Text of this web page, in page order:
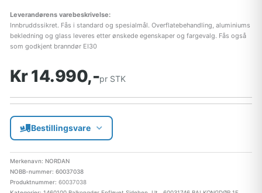
Leverandørens varebeskrivelse:
Innbruddssikret. Fås i standard og spesialmål. Overflatebehandling, aluminiums
bekledning og glass leveres etter ønskede egenskaper og fargevalg. Fås også
som godkjent branndør EI30
Kr 14.990,-pr STK
Bestillingsvare
Merkenavn: NORDAN
NOBB-nummer: 60037038
Produktnummer: 60037038